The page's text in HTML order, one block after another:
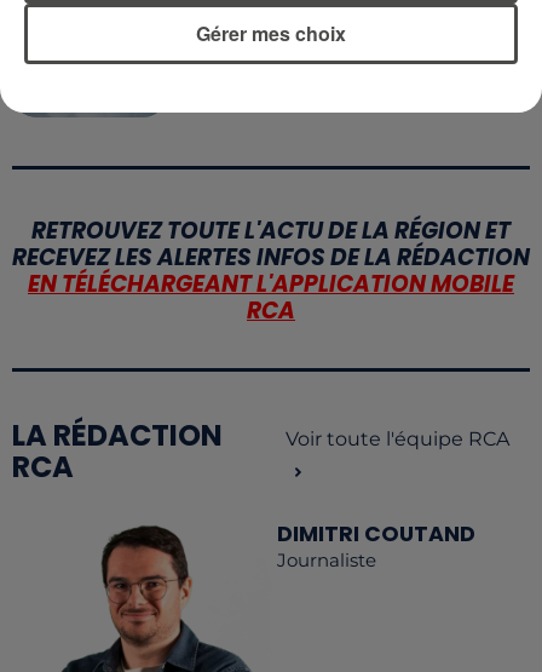
4 août 2026
ÉCLIPSE SOLAIRE DU 12 AOÛT : LA
RUÉE VERS LES LUNETTES DE...
RETROUVEZ TOUTE L'ACTU DE LA RÉGION ET
RECEVEZ LES ALERTES INFOS DE LA RÉDACTION
EN TÉLÉCHARGEANT L'APPLICATION MOBILE
RCA
LA RÉDACTION
RCA
Voir toute l'équipe RCA
DIMITRI COUTAND
Journaliste
Gérer mes choix